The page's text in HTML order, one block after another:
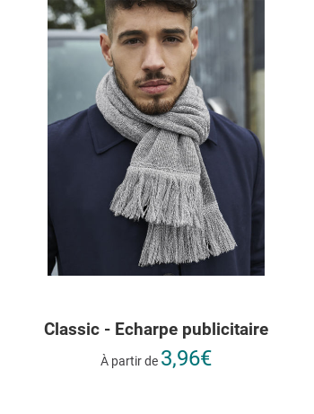
Classic - Echarpe publicitaire
À partir de 3,96€